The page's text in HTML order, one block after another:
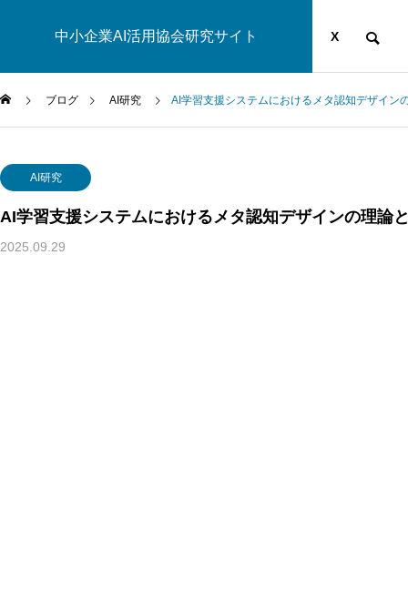
中小企業AI活用協会研究サイト
運営団体 YOUTUBE X
ブログ AI研究 AI学習支援システムにおけるメタ認知デザイン
AI研究
AI学習支援システムにおけるメタ認知デザインの理論
2025.09.29